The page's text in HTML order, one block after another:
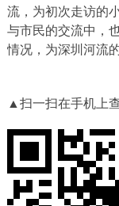
流，为初次走访的
与市民的交流中，
情况，为深圳河流
▲扫一扫在手机上